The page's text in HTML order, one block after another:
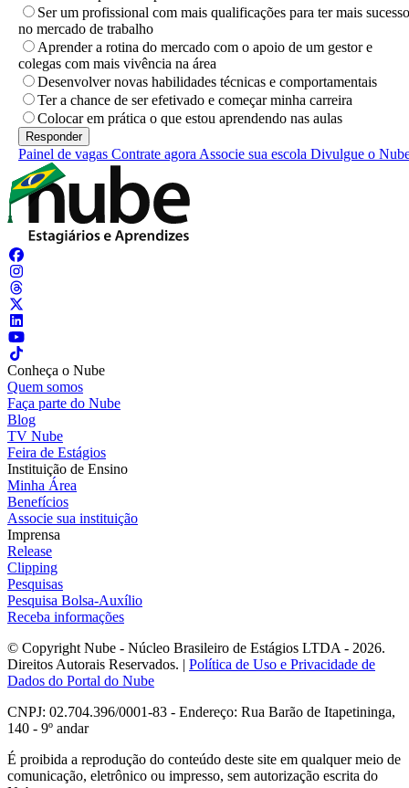
Ser um profissional com mais qualificações para ter mais sucesso
no mercado de trabalho
Aprender a rotina do mercado com o apoio de um gestor e
colegas com mais vivência na área
Desenvolver novas habilidades técnicas e comportamentais
Ter a chance de ser efetivado e começar minha carreira
Colocar em prática o que estou aprendendo nas aulas
Painel de vagas Contrate agora Associe sua escola Divulgue o
Conheça o Nube
Quem somos
Faça parte do Nube
Blog
TV Nube
Feira de Estágios
Instituição de Ensino
Minha Área
Benefícios
Associe sua instituição
Imprensa
Release
Clipping
Pesquisas
Pesquisa Bolsa-Auxílio
Receba informações
© Copyright Nube - Núcleo Brasileiro de Estágios LTDA - 2026.
Direitos Autorais Reservados. | Política de Uso e Privacidade de
Dados do Portal do Nube
CNPJ: 02.704.396/0001-83 - Endereço: Rua Barão de Itapetininga,
140 - 9º andar
É proibida a reprodução do conteúdo deste site em qualquer meio de
comunicação, eletrônico ou impresso, sem autorização escrita do